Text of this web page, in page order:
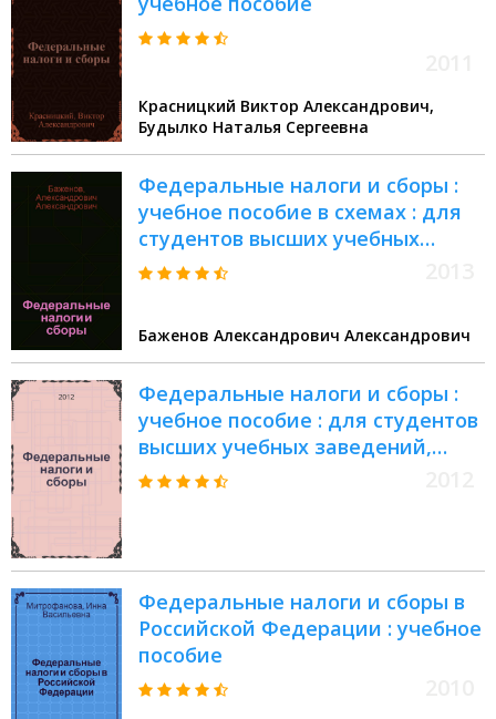
Красницкий Виктор Александрович,
Будылко Наталья Сергеевна
Федеральные налоги и сборы :
учебное пособие в схемах : для
студентов высших учебных
заведений, обучающихся по
(бакалавриат), 080100.68 -
Экономика (магистратура),
080300.68 - "Финансы и кредит"
(магистратура)
Баженов Александрович Александрович
Федеральные налоги и сборы :
учебное пособие : для студентов
высших учебных заведений,
обучающихся по направлению
- Финансы и кредит, 080109 -
Бухгалтерский учет, анализ и
аудит
Федеральные налоги и сборы в
Российской Федерации : учебное
пособие